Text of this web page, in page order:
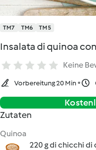
TM7 TM6 TM5
Insalata di quinoa
Keine
Vorbereitung 20 Min
Zutaten
Quinoa
220 g di chicchi di